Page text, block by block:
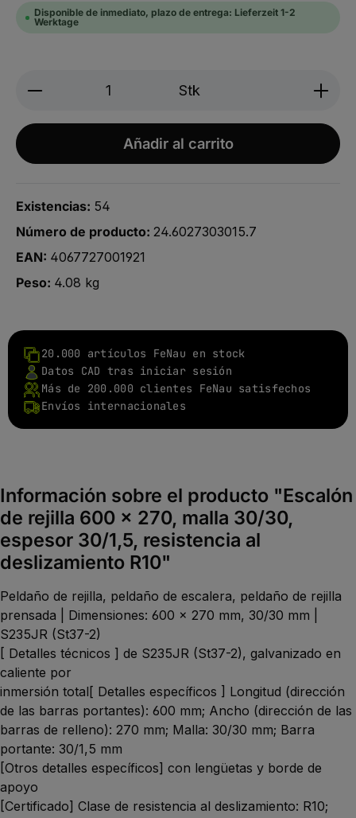
Disponible de inmediato, plazo de entrega: Lieferzeit 1-2
Werktage
Produkt Anzahl: Gib den
Stk
Añadir al carrito
Existencias: 54
Número de producto: 24.6027303015.7
EAN: 4067727001921
Peso: 4.08 kg
20.000 artículos FeNau en stock
Datos CAD tras iniciar sesión
Más de 200.000 clientes FeNau satisfechos
Envíos internacionales
Información sobre el producto "Escalón
de rejilla 600 x 270, malla 30/30,
espesor 30/1,5, resistencia al
deslizamiento R10"
Peldaño de rejilla, peldaño de escalera, peldaño de rejilla
prensada | Dimensiones: 600 x 270 mm, 30/30 mm |
S235JR (St37-2)
[ Detalles técnicos ] de S235JR (St37-2), galvanizado en
caliente por
inmersión total[ Detalles específicos ] Longitud (dirección
de las barras portantes): 600 mm; Ancho (dirección de las
barras de relleno): 270 mm; Malla: 30/30 mm; Barra
portante: 30/1,5 mm
[Otros detalles específicos] con lengüetas y borde de
apoyo
[Certificado] Clase de resistencia al deslizamiento: R10;